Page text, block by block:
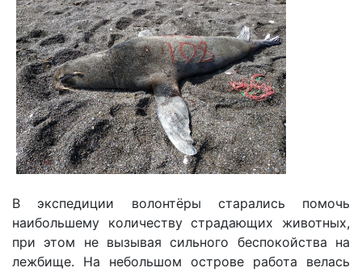
В экспедиции волонтёры старались помочь
наибольшему количеству страдающих животных,
при этом не вызывая сильного беспокойства на
лежбище. На небольшом острове работа велась